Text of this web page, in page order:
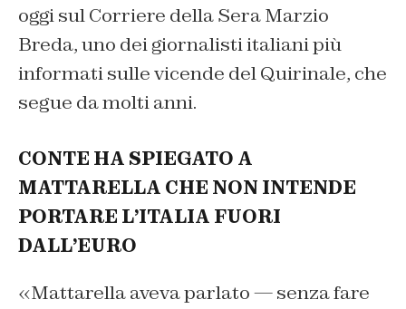
oggi sul Corriere della Sera Marzio
Breda, uno dei giornalisti italiani più
informati sulle vicende del Quirinale, che
segue da molti anni.
CONTE HA SPIEGATO A
MATTARELLA CHE NON INTENDE
PORTARE L’ITALIA FUORI
DALL’EURO
«Mattarella aveva parlato — senza fare